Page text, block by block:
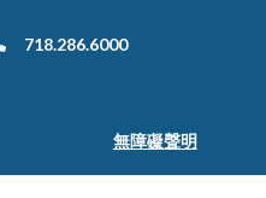
718.286.6000
無障礙聲明